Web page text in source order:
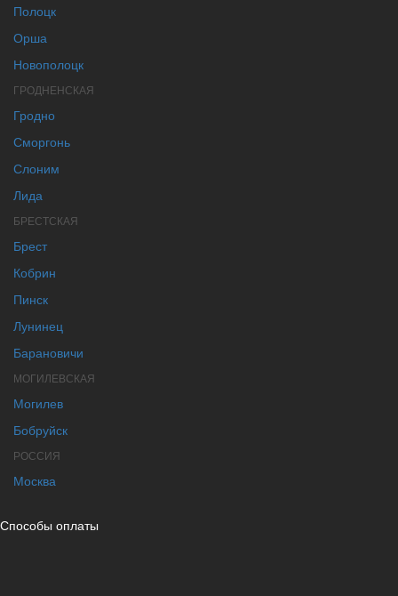
Полоцк
Орша
Новополоцк
ГРОДНЕНСКАЯ
Гродно
Сморгонь
Слоним
Лида
БРЕСТСКАЯ
Брест
Кобрин
Пинск
Лунинец
Барановичи
МОГИЛЕВСКАЯ
Могилев
Бобруйск
РОССИЯ
Москва
Способы оплаты